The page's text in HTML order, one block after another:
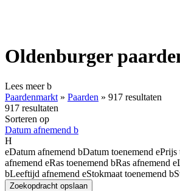
Oldenburger
Lees meerb
Paardenmarkt » Paarden » 917 resultaten
917 resultaten
Sorteren op
Datum afnemend b
H
eDatum afnemend bDatum toenemend ePrijs
afnemend eRas toenemend bRas afnemend e
bLeeftijd afnemend eStokmaat toenemend b
Zoekopdracht opslaan